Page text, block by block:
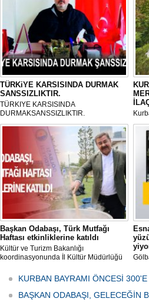
TÜRKiYE KARSISINDA DURMAK
SANSSIZLIKTIR.
TÜRKIYE KARSISINDA
DURMAKSANSSIZLIKTIR.
ve
her
Başkan Odabaşı, Türk Mutfağı
Haftası etkinliklerine katıldı
Kültür ve Turizm Bakanlığı
koordinasyonunda İl Kültür Müdürlüğü
Haftası" etkinlikleri Ankara'da devam
ediyor.
KURBAN BAYRAMI ÖNCESİ
BAŞKAN ODABAŞI, GELECEĞİN